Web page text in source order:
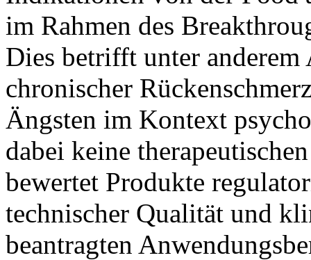
im Rahmen des
Dies betrifft unter
chronischer
Ängsten im Kontext
dabei keine
bewertet Produkte
technischer Qualität und
beantragten